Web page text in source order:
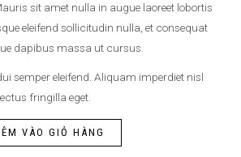
sit amet nulla in augue laoreet lobortis
eleifend sollicitudin nulla, et consequat
dapibus massa ut cursus.
semper eleifend. Aliquam imperdiet nisl
fringilla eget.
VÀO GIỎ HÀNG